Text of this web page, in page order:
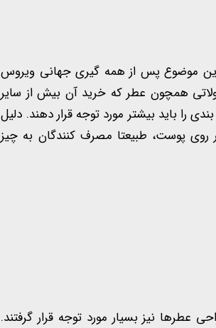
این موضوع پس از همه گیری جهانی ویروس
همچون عطر که خرید آن بیش از سایر
را باید بیشتر مورد توجه قرار دهند. دلیل
پوست، طبیعتا مصرف کنندگان به چیز
عطرها نیز بسیار مورد توجه قرار گرفتند.